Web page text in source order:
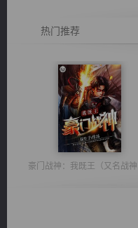
热门推荐